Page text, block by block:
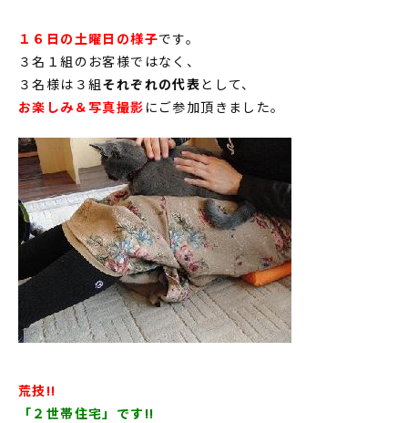
１６日の土曜日の様子です。
３名１組のお客様ではなく、
３名様は３組それぞれの代表として、
お楽しみ＆写真撮影 にご参加頂きました。
荒技!!
「２世帯住宅」です!!